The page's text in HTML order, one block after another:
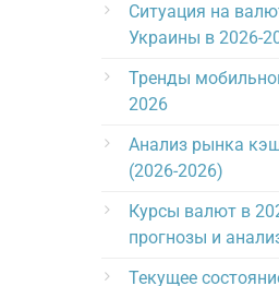
Ситуация на
Украины в 2026-
Тренды
2026
Анализ рынка
(2026-2026)
Курсы валют в
прогнозы и
Текущее